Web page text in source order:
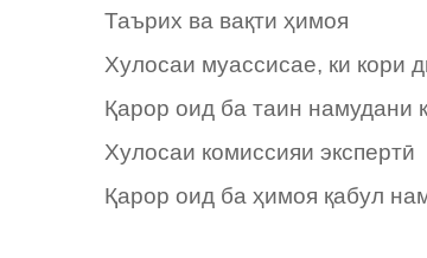
Таърих ва вақти ҳимоя
Хулосаи муассисае, ки кори
Қарор оид ба таин намудани
Хулосаи комиссияи экспертӣ
Қарор оид ба ҳимоя қабул